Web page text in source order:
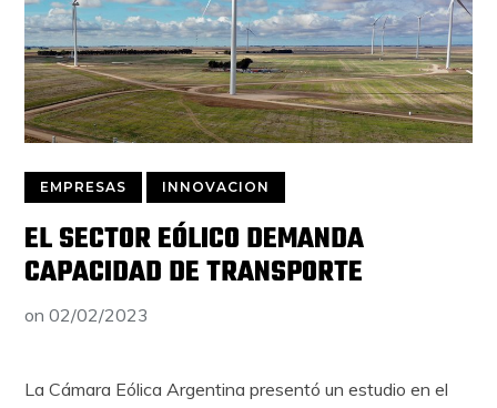
EMPRESAS INNOVACION
EL SECTOR EÓLICO DEMANDA
CAPACIDAD DE TRANSPORTE
on02/02/2023
La Cámara Eólica Argentina presentó un estudio en el